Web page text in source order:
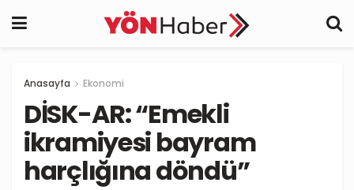
Anasayfa Ekonomi
DİSK-AR: “Emekli
ikramiyesi bayram
harçlığına döndü”